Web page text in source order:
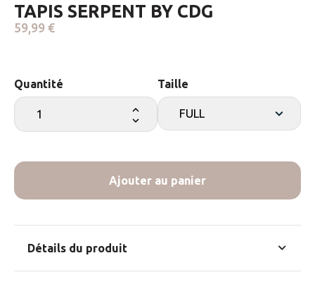
TAPIS SERPENT BY CDG
59,99 €
Quantité Taille
Ajouter au panier
Détails du produit